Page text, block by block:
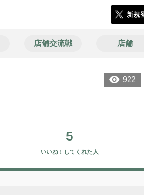
新規
店舗交流戦 店舗
922
5
いいね！してくれた人